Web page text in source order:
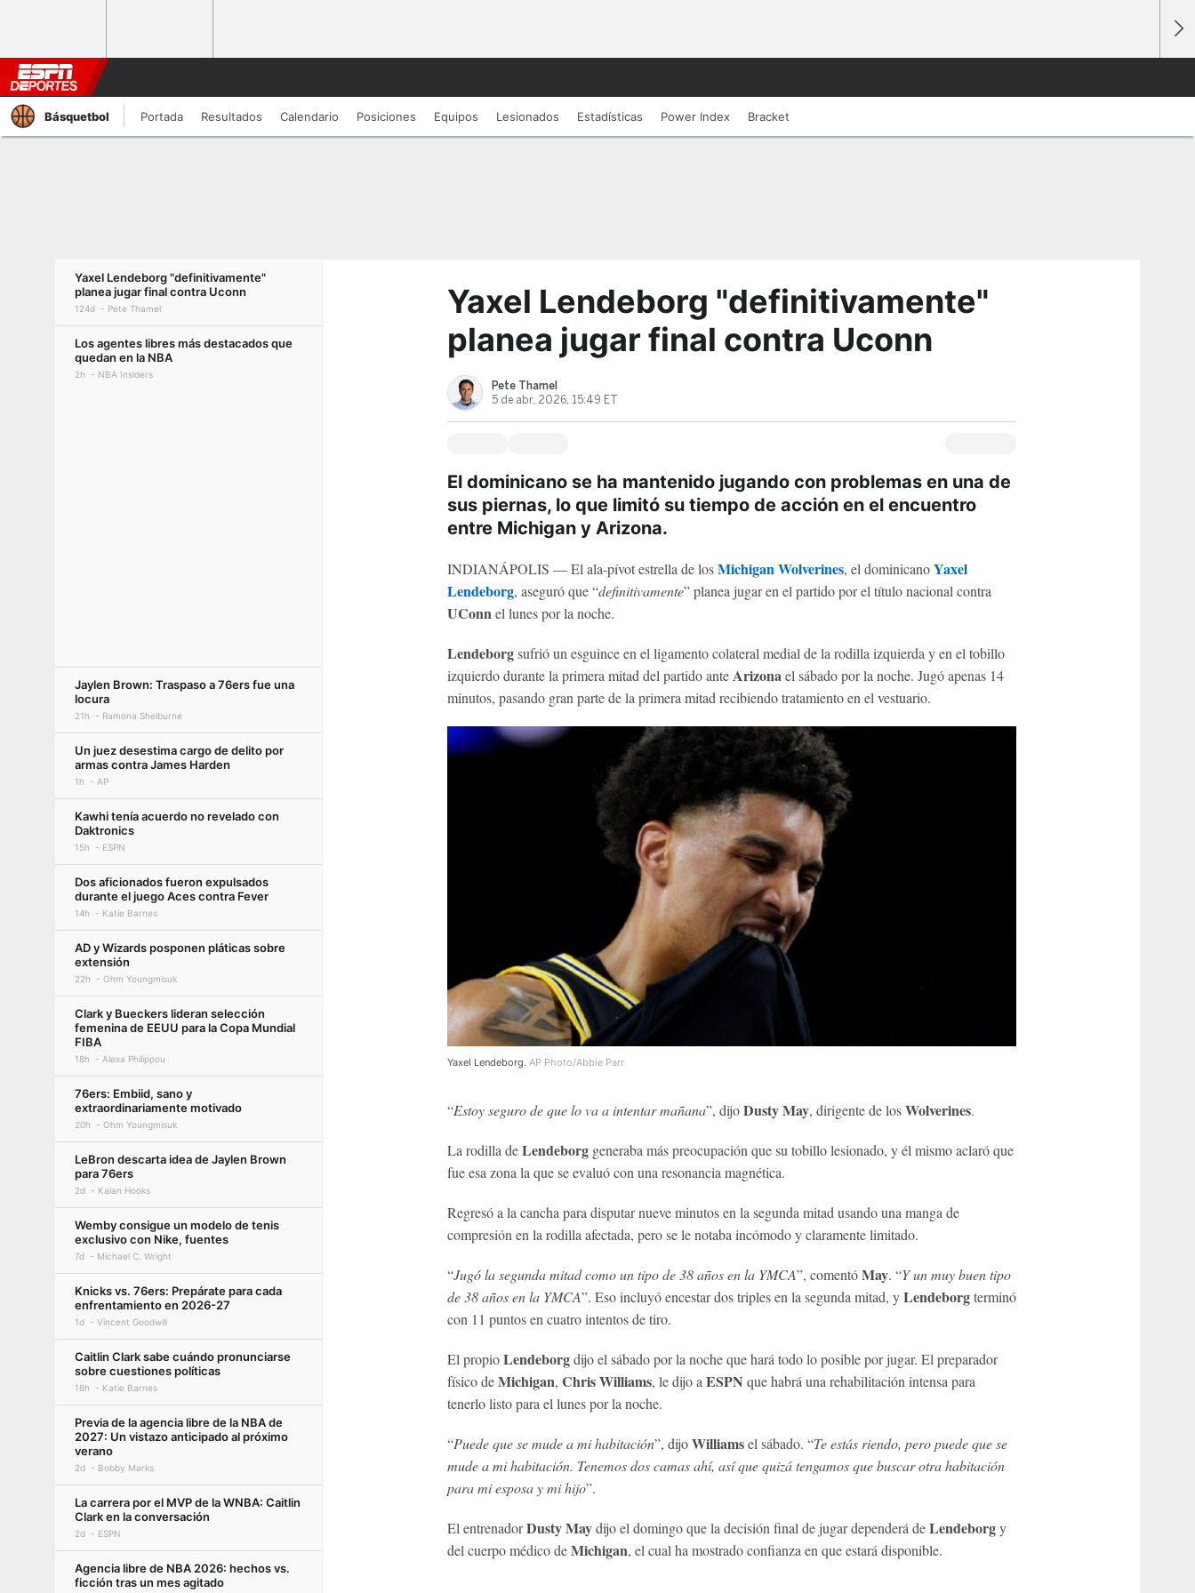
Básquetbol Portada Resultados Calendario Posiciones Equipos Lesionados Estadí­sticas Power Index Bracket
Yaxel Lendeborg "definitivamente"
planea jugar final contra Uconn
124d Pete Thamel
Los agentes libres más destacados que
quedan en la NBA
2h NBA Insiders
Jaylen Brown: Traspaso a 76ers fue una
locura
21h Ramona Shelburne
Un juez desestima cargo de delito por
armas contra James Harden
1h AP
Kawhi tenía acuerdo no revelado con
Daktronics
15h ESPN
Dos aficionados fueron expulsados
durante el juego Aces contra Fever
14h Katie Barnes
AD y Wizards posponen pláticas sobre
extensión
22h Ohm Youngmisuk
Clark y Bueckers lideran selección
femenina de EEUU para la Copa Mundial
FIBA
18h Alexa Philippou
76ers: Embiid, sano y
extraordinariamente motivado
20h Ohm Youngmisuk
LeBron descarta idea de Jaylen Brown
para 76ers
2d Kalan Hooks
Wemby consigue un modelo de tenis
exclusivo con Nike, fuentes
7d Michael C. Wright
Knicks vs. 76ers: Prepárate para cada
enfrentamiento en 2026-27
1d Vincent Goodwill
Caitlin Clark sabe cuándo pronunciarse
sobre cuestiones políticas
18h Katie Barnes
Previa de la agencia libre de la NBA de
2027: Un vistazo anticipado al próximo
verano
2d Bobby Marks
La carrera por el MVP de la WNBA: Caitlin
Clark en la conversación
2d ESPN
Agencia libre de NBA 2026: hechos vs.
ficción tras un mes agitado
Yaxel Lendeborg "definitivamente"
planea jugar final contra Uconn
Pete Thamel
5 de abr, 2026, 15:49 ET
El dominicano se ha mantenido jugando con problemas en una de
sus piernas, lo que limitó su tiempo de acción en el encuentro
entre Michigan y Arizona.
INDIANÁPOLIS — El ala-pívot estrella de losMichigan Wolverines, el dominicanoYaxel
Lendeborg, aseguró que “definitivamente” planea jugar en el partido por el título nacional contra
UConn el lunes por la noche.
Lendeborgsufrió un esguince en el ligamento colateral medial de la rodilla izquierda y en el tobillo
izquierdo durante la primera mitad del partido anteArizonael sábado por la noche. Jugó apenas 14
minutos, pasando gran parte de la primera mitad recibiendo tratamiento en el vestuario.
Yaxel Lendeborg. AP Photo/Abbie Parr
“Estoy seguro de que lo va a intentar mañana”, dijoDusty May, dirigente de losWolverines.
La rodilla deLendeborggeneraba más preocupación que su tobillo lesionado, y él mismo aclaró que
fue esa zona la que se evaluó con una resonancia magnética.
Regresó a la cancha para disputar nueve minutos en la segunda mitad usando una manga de
compresión en la rodilla afectada, pero se le notaba incómodo y claramente limitado.
“Jugó la segunda mitad como un tipo de 38 años en la YMCA”, comentóMay. “Y un muy buen tipo
de 38 años en la YMCA”. Eso incluyó encestar dos triples en la segunda mitad, yLendeborgterminó
con 11 puntos en cuatro intentos de tiro.
El propioLendeborgdijo el sábado por la noche que hará todo lo posible por jugar. El preparador
físico deMichigan, Chris Williams, le dijo aESPN que habrá una rehabilitación intensa para
tenerlo listo para el lunes por la noche.
“Puede que se mude a mi habitación”, dijoWilliamsel sábado. “Te estás riendo, pero puede que se
mude a mi habitación. Tenemos dos camas ahí, así que quizá tengamos que buscar otra habitación
para mi esposa y mi hijo”.
El entrenadorDusty Maydijo el domingo que la decisión final de jugar dependerá deLendeborgy
del cuerpo médico deMichigan, el cual ha mostrado confianza en que estará disponible.